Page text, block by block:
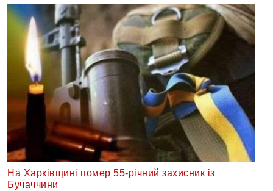
На Харківщині помер 55-річний захисник із
Бучаччини